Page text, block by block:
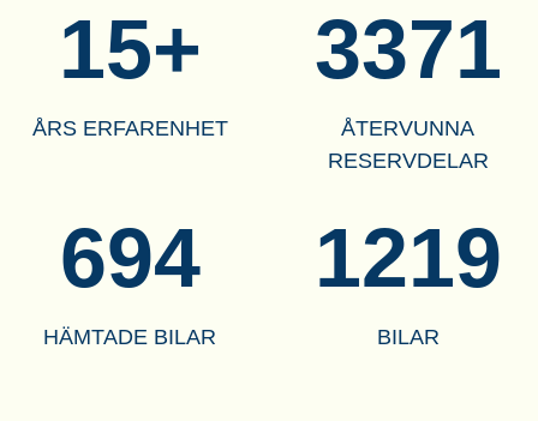
19+
ÅRS ERFARENHET
4152
ÅTERVUNNA
RESERVDELAR
854
HÄMTADE BILAR
1502
BILAR